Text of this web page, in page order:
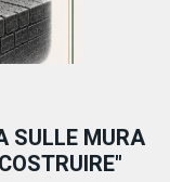
SULLE MURA